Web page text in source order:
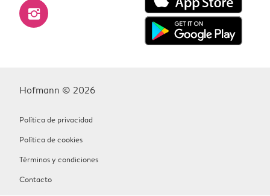
instagram
Hofmann © 2026
Política de privacidad
Política de cookies
Términos y condiciones
Contacto